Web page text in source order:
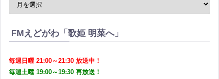
FMえどがわ「歌姫 明菜へ」
毎週日曜 21:00～21:30 放送中！
毎週土曜 19:00～19:30 再放送！